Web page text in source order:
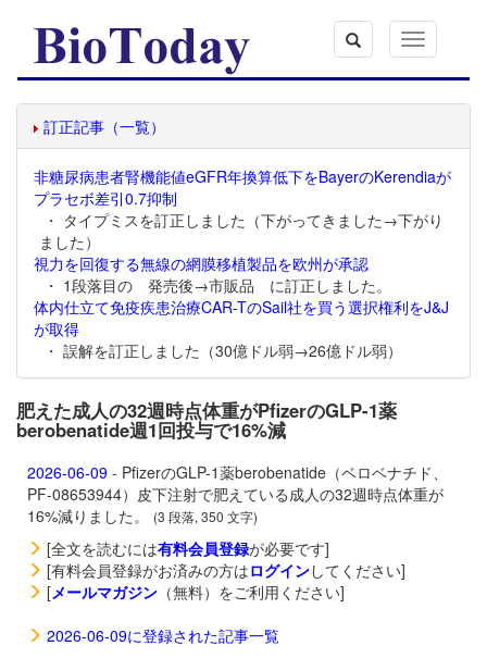
Toggle
navigation
訂正記事（一覧）
非糖尿病患者腎機能値eGFR年換算低下をBayerのKerendiaが
プラセボ差引0.7抑制
・ タイプミスを訂正しました（下がってきました→下がり
ました）
視力を回復する無線の網膜移植製品を欧州が承認
・ 1段落目の 発売後→市販品 に訂正しました。
体内仕立て免疫疾患治療CAR-TのSail社を買う選択権利をJ&J
が取得
・ 誤解を訂正しました（30億ドル弱→26億ドル弱）
肥えた成人の32週時点体重がPfizerのGLP-1薬
berobenatide週1回投与で16%減
2026-06-09 - PfizerのGLP-1薬berobenatide（ベロベナチド、
PF-08653944）皮下注射で肥えている成人の32週時点体重が
16%減りました。
(3 段落, 350 文字)
[全文を読むには有料会員登録が必要です]
[有料会員登録がお済みの方はログインしてください]
[メールマガジン （無料）をご利用ください]
2026-06-09に登録された記事一覧